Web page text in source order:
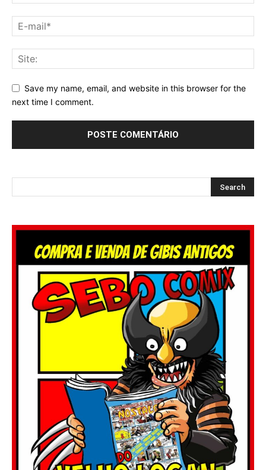
Save my name, email, and website in this browser for the
next time I comment.